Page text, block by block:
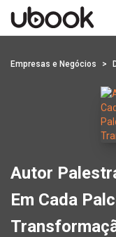
Empresas e Negócios
Autor
Em Cada